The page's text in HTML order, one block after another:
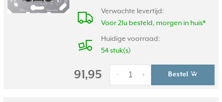
Verwachte levertijd:
Voor 21u besteld, morgen in huis*
Huidige voorraad:
54 stuk(s)
91,95 +
- Bestel